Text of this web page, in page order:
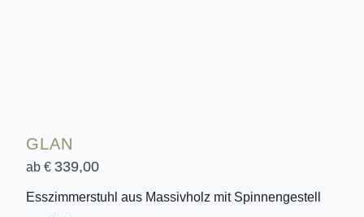
GLAN
ab € 339,00
Esszimmerstuhl aus Massivholz mit Spinnengestell